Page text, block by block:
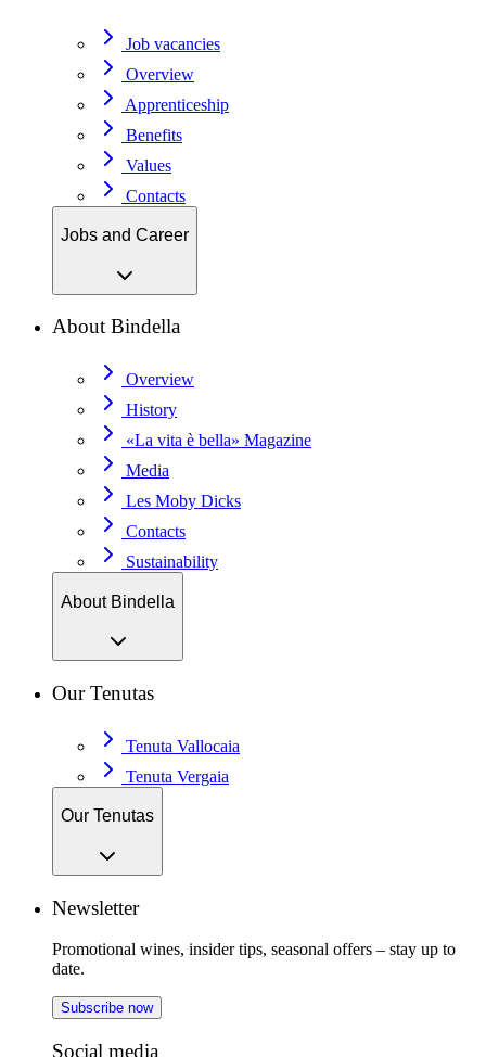
Job vacancies
Overview
Apprenticeship
Benefits
Values
Contacts
Jobs and Career
About Bindella
Overview
History
«La vita è bella» Magazine
Media
Les Moby Dicks
Contacts
Sustainability
About Bindella
Our Tenutas
Tenuta Vallocaia
Tenuta Vergaia
Our Tenutas
Newsletter
Promotional wines, insider tips, seasonal offers – stay up to
date.
Subscribe now
Social media